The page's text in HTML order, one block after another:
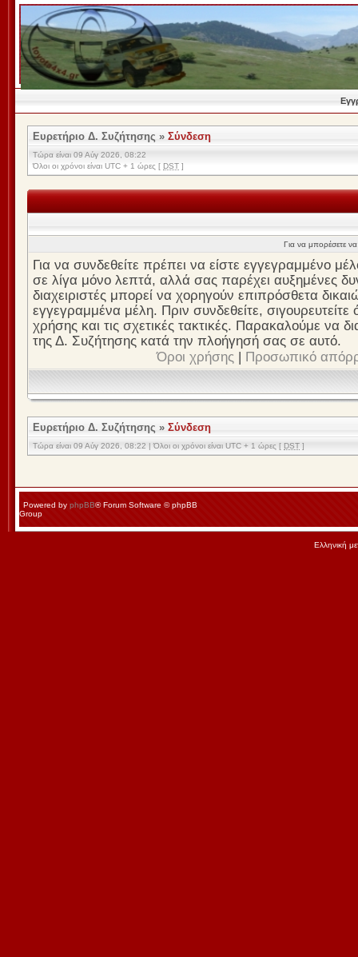
Ευρετήριο Δ. Συζήτησης » Σύνδεση
Τώρα είναι 09 Αύγ 2026, 08:22
Όλοι οι χρόνοι είναι UTC + 1 ώρες [ DST ]
Για να μπορέσετε να
Για να συνδεθείτε πρέπει να είστε εγγεγραμμένο
σε λίγα μόνο λεπτά, αλλά σας παρέχει αυξημένες
διαχειριστές μπορεί να χορηγούν επιπρόσθετα
εγγεγραμμένα μέλη. Πριν συνδεθείτε, σιγουρευτείτε
χρήσης και τις σχετικές τακτικές. Παρακαλούμε να
της Δ. Συζήτησης κατά την πλοήγησή σας σε αυτό.
Όροι χρήσης | Προσωπικό
Ευρετήριο Δ. Συζήτησης » Σύνδεση
Τώρα είναι 09 Αύγ 2026, 08:22 | Όλοι οι χρόνοι είναι UTC + 1 ώρες [ DST ]
Powered by phpBB® Forum Software © phpBB
Group
Ελληνική